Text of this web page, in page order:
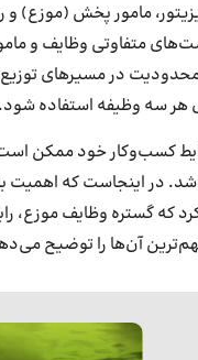
مامور پخش (موزع) و
متفاوتی وظایف و
در مسیرهای توزیع و
هر سه وظیفه استفاده شود.
کسب‌وکار خود ممکن است
گستره وظایف موزع،
آن‌ها را توضیح